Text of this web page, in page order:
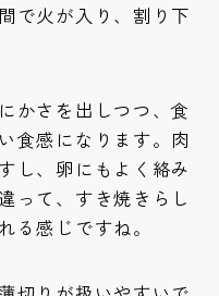
で火が入り、割り下
かさを出しつつ、食
食感になります。肉
し、卵にもよく絡み
って、すき焼きらし
る感じですね。